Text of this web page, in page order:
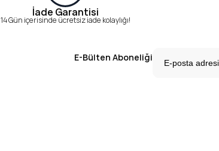
İade Garantisi
14 Gün içerisinde ücretsiz iade kolaylığı!
E-Bülten Aboneliği